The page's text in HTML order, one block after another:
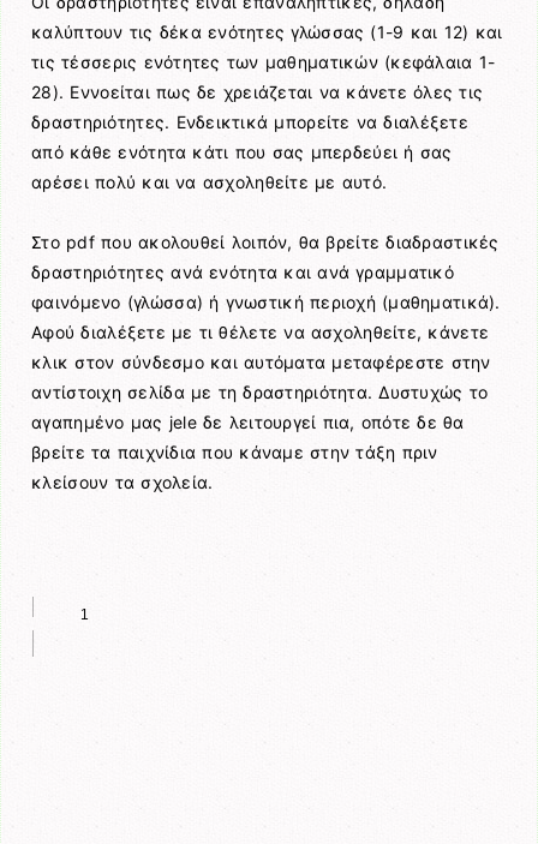
καλύπτουν τις δέκα ενότητες γλώσσας (1-9 και 12) και
τις τέσσερις ενότητες των μαθηματικών (κεφάλαια 1-
28). Εννοείται πως δε χρειάζεται να κάνετε όλες τις
δραστηριότητες. Ενδεικτικά μπορείτε να διαλέξετε
από κάθε ενότητα κάτι που σας μπερδεύει ή σας
αρέσει πολύ και να ασχοληθείτε με αυτό.
Στο pdf που ακολουθεί λοιπόν, θα βρείτε διαδραστικές
δραστηριότητες ανά ενότητα και ανά γραμματικό
φαινόμενο (γλώσσα) ή γνωστική περιοχή (μαθηματικά).
Αφού διαλέξετε με τι θέλετε να ασχοληθείτε, κάνετε
κλικ στον σύνδεσμο και αυτόματα μεταφέρεστε στην
αντίστοιχη σελίδα με τη δραστηριότητα. Δυστυχώς το
αγαπημένο μας jele δε λειτουργεί πια, οπότε δε θα
βρείτε τα παιχνίδια που κάναμε στην τάξη πριν
κλείσουν τα σχολεία.